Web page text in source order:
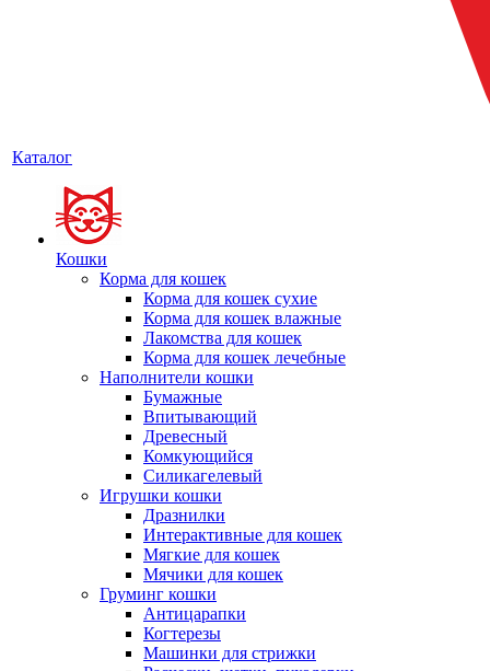
Каталог
Кошки
Корма для кошек
Корма для кошек сухие
Корма для кошек влажные
Лакомства для кошек
Корма для кошек лечебные
Наполнители кошки
Бумажные
Впитывающий
Древесный
Комкующийся
Силикагелевый
Игрушки кошки
Дразнилки
Интерактивные для кошек
Мягкие для кошек
Мячики для кошек
Груминг кошки
Антицарапки
Когтерезы
Машинки для стрижки